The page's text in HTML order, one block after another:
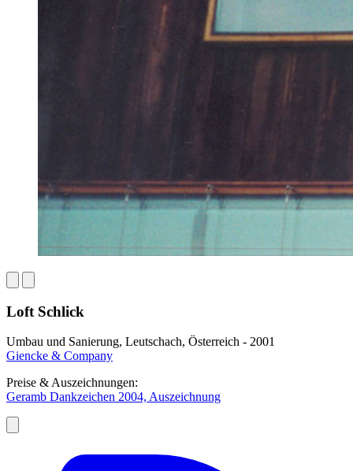
Loft Schlick
Umbau und Sanierung, Leutschach, Österreich - 2001
Giencke & Company
Preise & Auszeichnungen:
Geramb Dankzeichen 2004, Auszeichnung